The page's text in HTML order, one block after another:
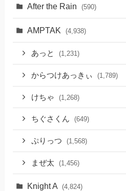
After the Rain (590)
AMPTAK (4,938)
あっと (1,231)
からつけあっきぃ (1,789)
けちゃ (1,268)
ちぐさくん (649)
ぷりっつ (1,568)
まぜ太 (1,456)
Knight A (4,824)